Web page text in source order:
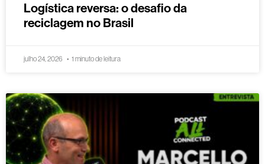
Logística reversa: o desafio da
reciclagem no Brasil
julho 24, 2026 1 minuto de leitura